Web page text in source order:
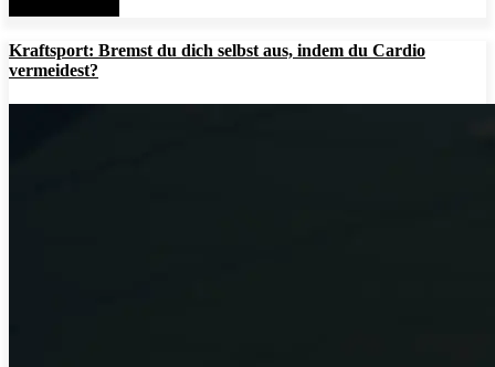
Kraftsport: Bremst du dich selbst aus, indem du Cardio
vermeidest?